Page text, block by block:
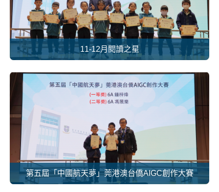
11-12月閱讀之星
第五屆「中國航天夢」莞港澳台僑AIGC創作大賽